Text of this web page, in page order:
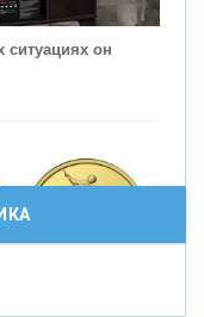
трендов в
ситуациях он